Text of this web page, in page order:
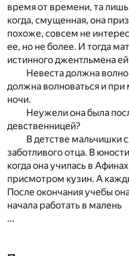
время от времени, та
когда, смущенная, она
похоже, совсем не
ее, но не более. И тогда
истинного джентльмена
Невеста должна
должна волноваться и
ночи.
Неужели она была
девственницей?
В детстве мальчишки
заботливого отца. В
когда она училась в
присмотром кузин. А
После окончания учебы
начала работать в малень
...